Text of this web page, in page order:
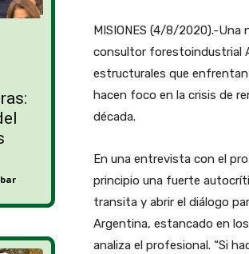
-
MISIONES (4/8/2020).-Una
consultor forestoindustrial
estructurales que
hacen foco en la crisis de
década.
En una entrevista con el
principio una fuerte
transita y abrir el diálogo
Argentina, estancado en
analiza el profesional. “Si